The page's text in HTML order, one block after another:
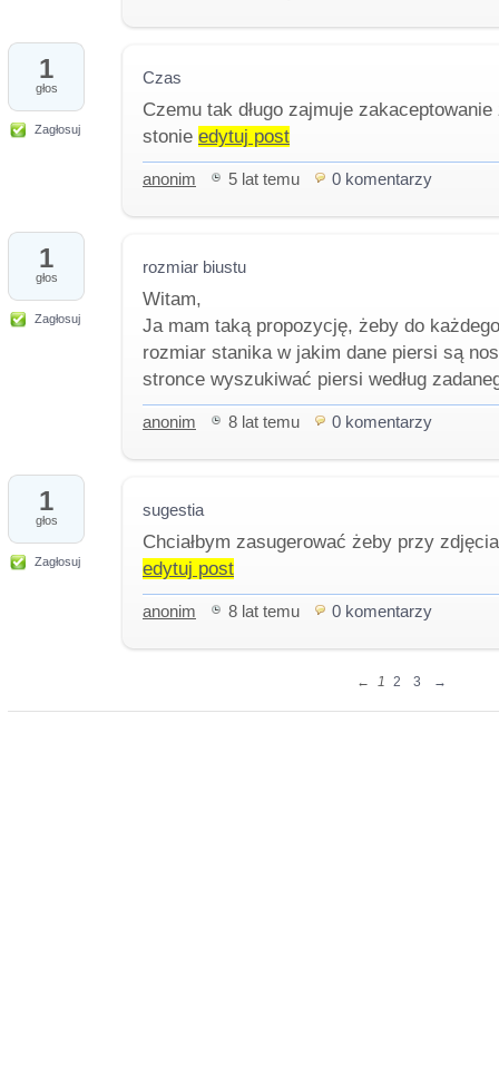
1
głos
Zagłosuj
Czas
Czemu tak długo zajmuje
stonie edytuj post
anonim 5 lat temu 0 komentarzy
1
głos
Zagłosuj
rozmiar biustu
Witam,
Ja mam taką propozycję, żeby do
rozmiar stanika w jakim dane piersi są
stronce wyszukiwać piersi według
anonim 8 lat temu 0 komentarzy
1
głos
Zagłosuj
sugestia
Chciałbym zasugerować żeby przy
edytuj post
anonim 8 lat temu 0 komentarzy
← 1 2 3 →